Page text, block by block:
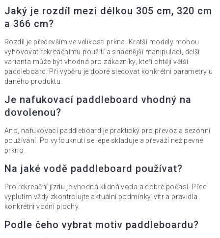
Jaký je rozdíl mezi délkou 305 cm, 320 cm
a 366 cm?
Rozdíl je především ve velikosti prkna. Kratší modely mohou
vyhovovat rekreačnímu použití a snadnější manipulaci, delší
varianta může být vhodná pro zákazníky, kteří chtějí větší
paddleboard. Při výběru je dobré sledovat konkrétní parametry u
daného produktu.
Je nafukovací paddleboard vhodný na
dovolenou?
Ano, nafukovací paddleboard je praktický pro převoz a sezónní
používání. Po vyfouknutí se lépe skladuje a převáží než pevné
prkno.
Na jaké vodě paddleboard používat?
Pro rekreační jízdu je vhodná klidná voda a dobré počasí. Před
vyplutím vždy zkontrolujte aktuální podmínky, vítr a pravidla
konkrétní vodní plochy.
Podle čeho vybrat motiv paddleboardu?